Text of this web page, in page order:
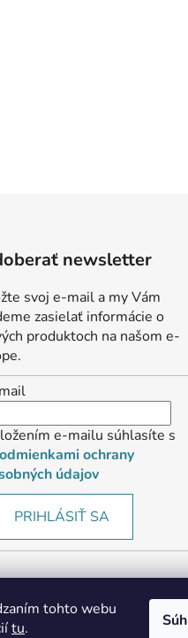
tohto webu
tu.
newsletter
svoj e-mail a my Vám
zasielať informácie o
produktoch na našom e-
e-mailu súhlasíte s
ochrany
údajov
PRIHLÁSIŤ SA